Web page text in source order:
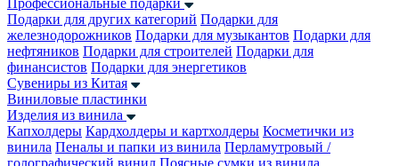
Профессиональные подарки
Подарки для других категорий Подарки для
железнодорожников Подарки для музыкантов Подарки для
нефтяников Подарки для строителей Подарки для
финансистов Подарки для энергетиков
Сувениры из Китая
Виниловые пластинки
Изделия из винила
Капхолдеры Кардхолдеры и картхолдеры Косметички из
винила Пеналы и папки из винила Перламутровый /
голографический винил Поясные сумки из винила